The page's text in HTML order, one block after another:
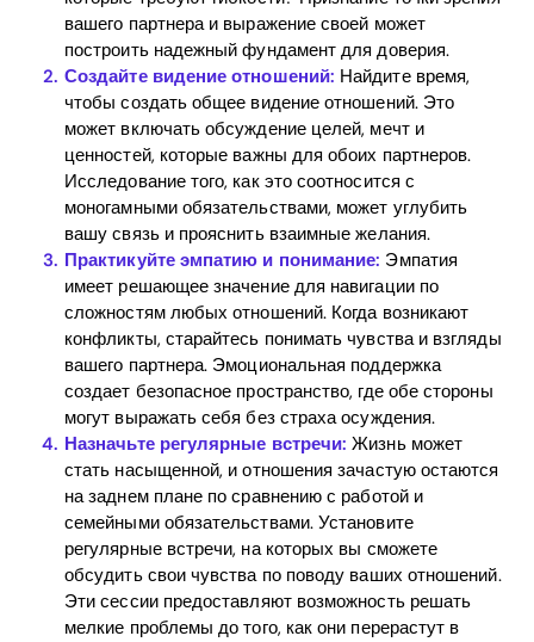
Home
Blog
Download
вашего партнера и выражение своей может
построить надежный фундамент для доверия.
Создайте видение отношений: Найдите время,
чтобы создать общее видение отношений. Это
может включать обсуждение целей, мечт и
ценностей, которые важны для обоих партнеров.
Исследование того, как это соотносится с
моногамными обязательствами, может углубить
вашу связь и прояснить взаимные желания.
Практикуйте эмпатию и понимание: Эмпатия
имеет решающее значение для навигации по
сложностям любых отношений. Когда возникают
конфликты, старайтесь понимать чувства и взгляды
вашего партнера. Эмоциональная поддержка
создает безопасное пространство, где обе стороны
могут выражать себя без страха осуждения.
Назначьте регулярные встречи: Жизнь может
стать насыщенной, и отношения зачастую остаются
на заднем плане по сравнению с работой и
семейными обязательствами. Установите
регулярные встречи, на которых вы сможете
обсудить свои чувства по поводу ваших отношений.
Эти сессии предоставляют возможность решать
мелкие проблемы до того, как они перерастут в